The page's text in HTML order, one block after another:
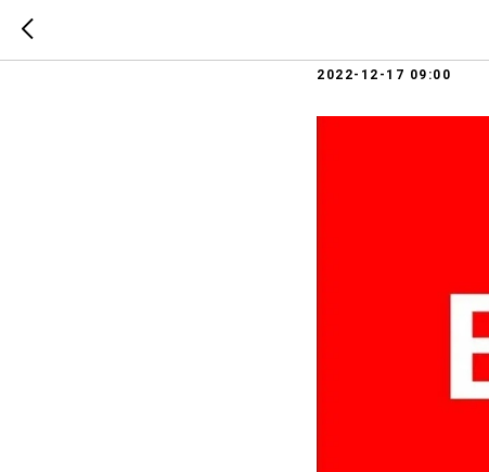
2022-12-17 09:00